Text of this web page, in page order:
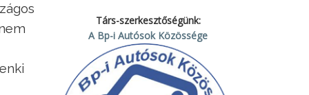
Társ-szerkesztőségünk:
A Bp-i Autósok Közössége